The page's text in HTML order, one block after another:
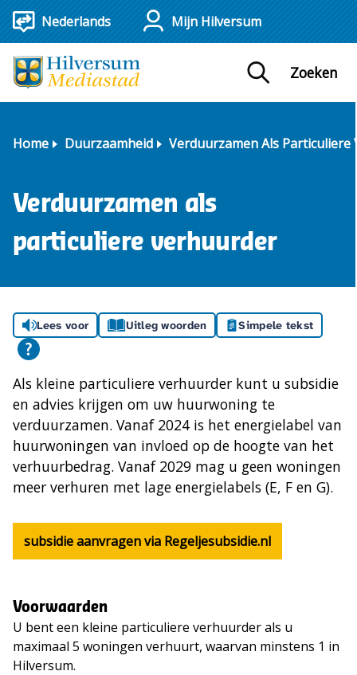
Mijn Hilversum
Zoeken
Home Duurzaamheid Verduurzamen Als Particuliere
Verduurzamen als
particuliere verhuurder
Lees voor Uitleg woorden Simpele tekst
Als kleine particuliere verhuurder kunt u subsidie
en advies krijgen om uw huurwoning te
verduurzamen. Vanaf 2024 is het energielabel van
huurwoningen van invloed op de hoogte van het
verhuurbedrag. Vanaf 2029 mag u geen woningen
meer verhuren met lage energielabels (E, F en G).
subsidie aanvragen via Regeljesubsidie.nl
Voorwaarden
U bent een kleine particuliere verhuurder als u
maximaal 5 woningen verhuurt, waarvan minstens 1 in
Hilversum.